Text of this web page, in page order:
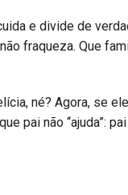
e divide de
fraqueza. Que
né? Agora, se ele
pai não “ajuda”: pai